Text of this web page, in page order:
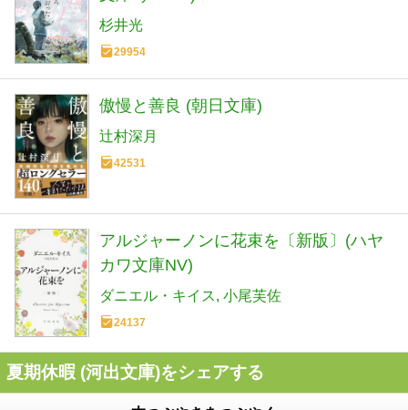
杉井光
29954
傲慢と善良 (朝日文庫)
辻村深月
42531
アルジャーノンに花束を〔新版〕(ハヤ
カワ文庫NV)
ダニエル・キイス 小尾芙佐
24137
夏期休暇 (河出文庫)をシェアする